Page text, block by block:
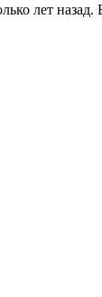
лет